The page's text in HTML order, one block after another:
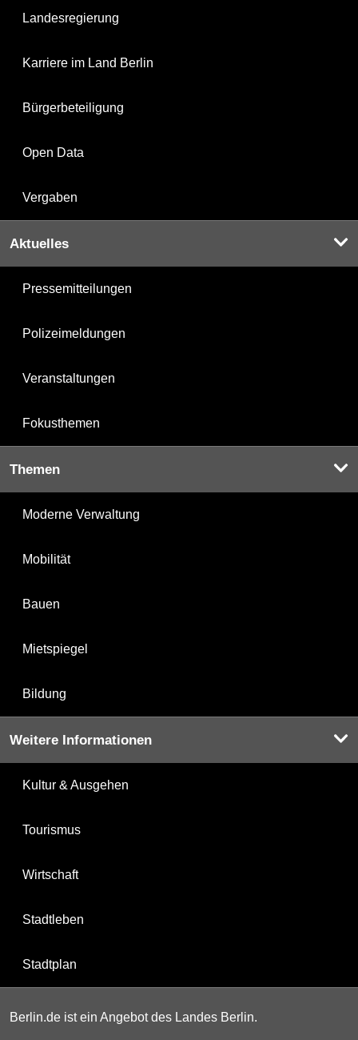
Landesregierung
Karriere im Land Berlin
Bürgerbeteiligung
Open Data
Vergaben
Aktuelles
Pressemitteilungen
Polizeimeldungen
Veranstaltungen
Fokusthemen
Themen
Moderne Verwaltung
Mobilität
Bauen
Mietspiegel
Bildung
Weitere Informationen
Kultur & Ausgehen
Tourismus
Wirtschaft
Stadtleben
Stadtplan
Berlin.de ist ein Angebot des Landes Berlin.